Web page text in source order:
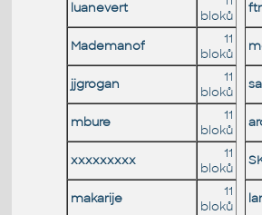
luanevert
bloků
Mademanof
11
bloků
jjgrogan
11
bloků
mbure
11
bloků
xxxxxxxxx
11
bloků
makarije
11
bloků